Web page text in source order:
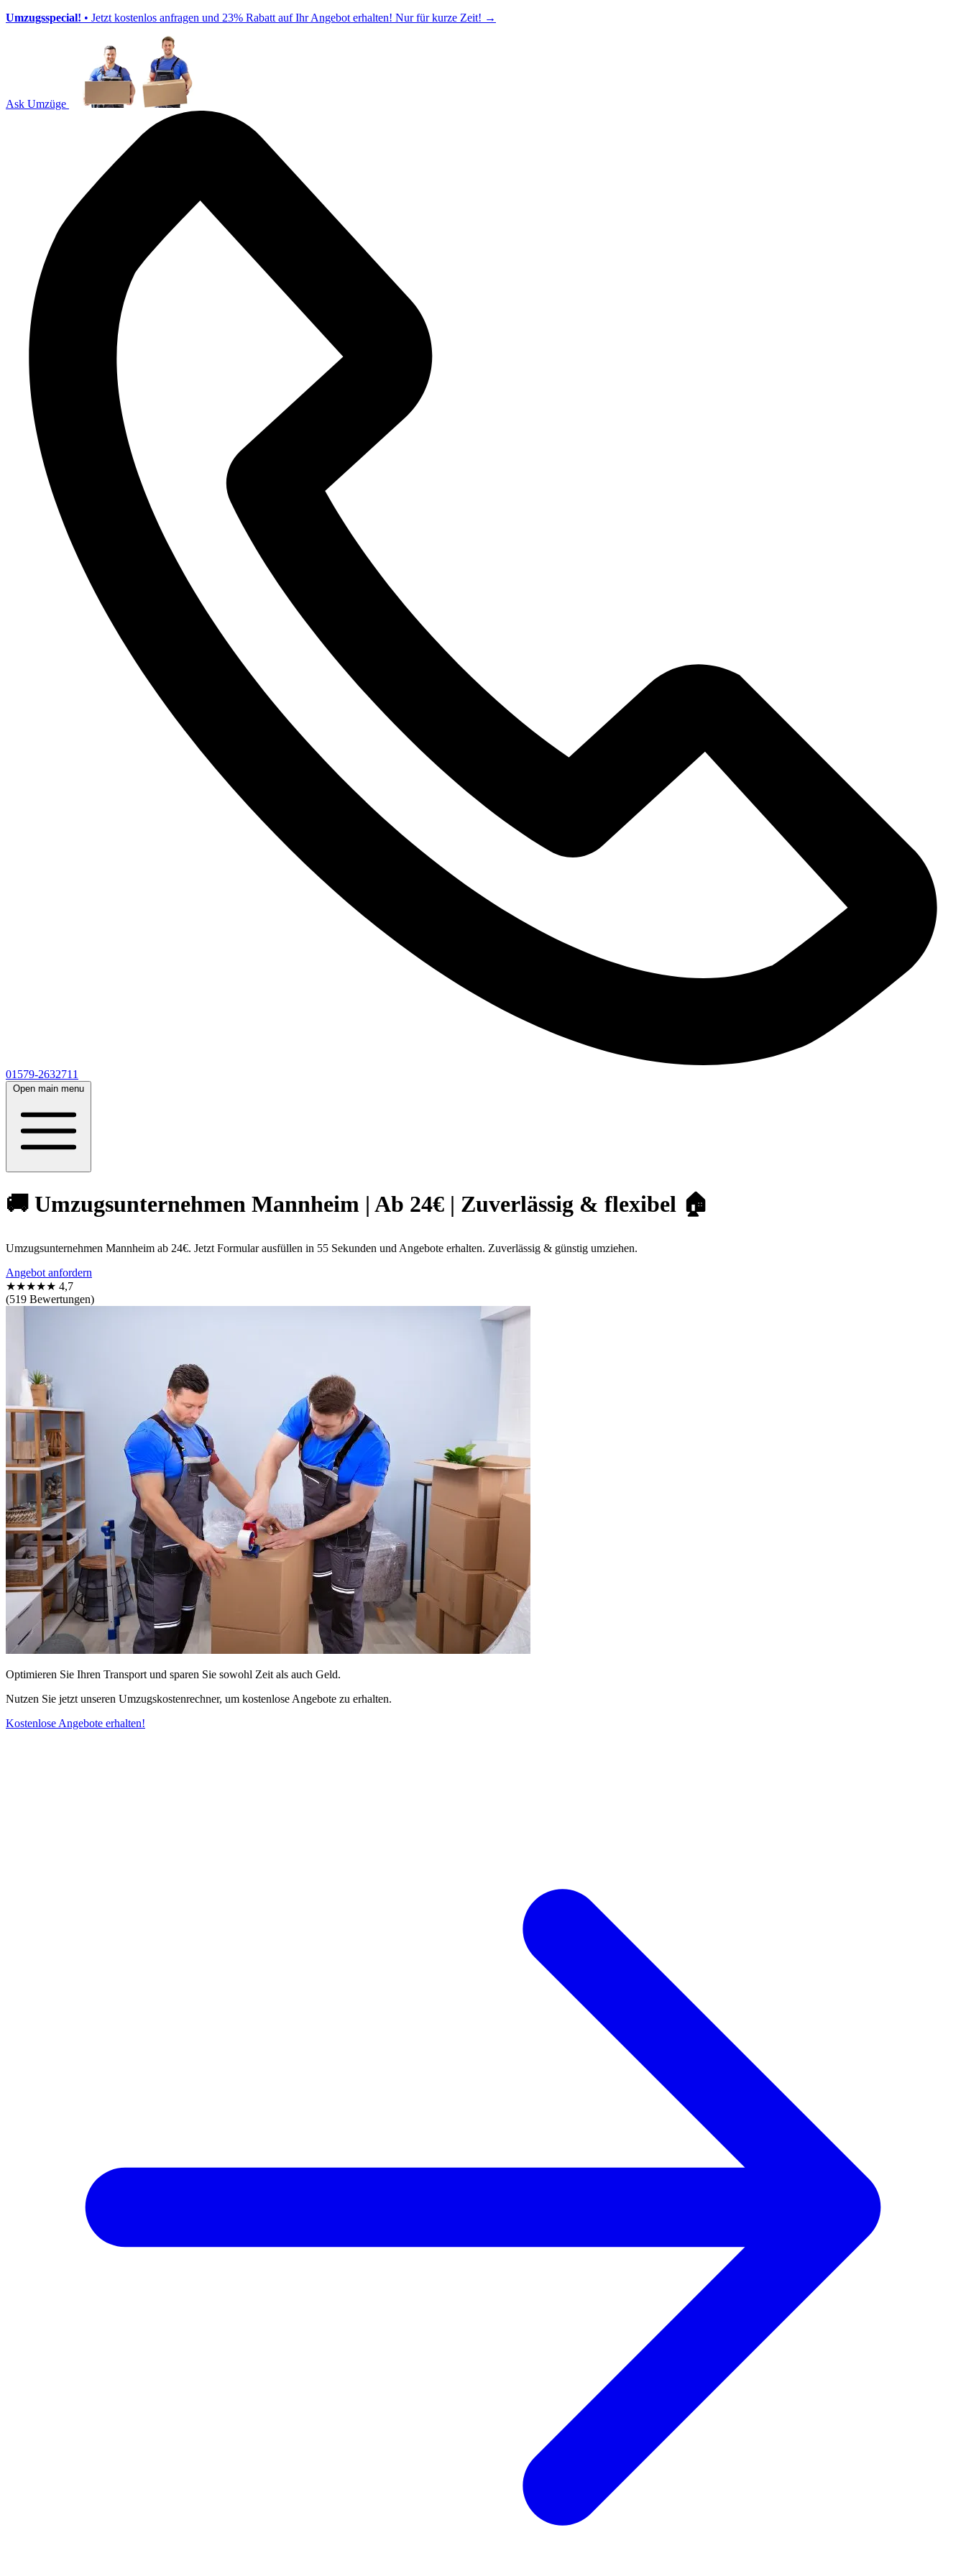
Umzugsspecial! • Jetzt kostenlos anfragen und 23% Rabatt auf Ihr Angebot erhalten! Nur für kurze Zeit! →
Ask Umzüge
01579-2632711
Open main menu
🚚 Umzugsunternehmen Mannheim | Ab 24€ | Zuverlässig & flexibel 🏠
Umzugsunternehmen Mannheim ab 24€. Jetzt Formular ausfüllen in 55 Sekunden und Angebote erhalten. Zuverlässig & günstig umziehen.
Angebot anfordern
★★★★★ 4,7
(519 Bewertungen)
Optimieren Sie Ihren Transport und sparen Sie sowohl Zeit als auch Geld.
Nutzen Sie jetzt unseren Umzugskostenrechner, um kostenlose Angebote zu erhalten.
Kostenlose Angebote erhalten!